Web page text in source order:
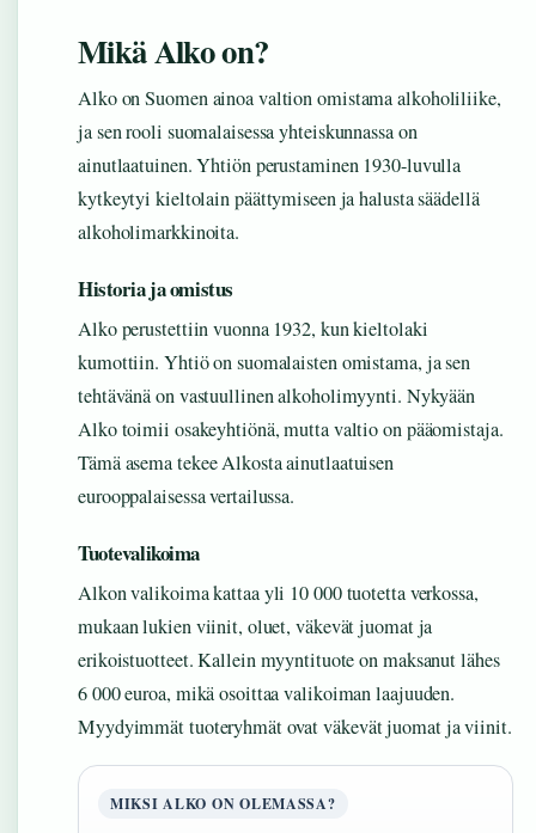
Mikä Alko on?
Alko on Suomen ainoa valtion omistama alkoholiliike,
ja sen rooli suomalaisessa yhteiskunnassa on
ainutlaatuinen. Yhtiön perustaminen 1930-luvulla
kytkeytyi kieltolain päättymiseen ja halusta säädellä
alkoholimarkkinoita.
Historia ja omistus
Alko perustettiin vuonna 1932, kun kieltolaki
kumottiin. Yhtiö on suomalaisten omistama, ja sen
tehtävänä on vastuullinen alkoholimyynti. Nykyään
Alko toimii osakeyhtiönä, mutta valtio on pääomistaja.
Tämä asema tekee Alkosta ainutlaatuisen
eurooppalaisessa vertailussa.
Tuotevalikoima
Alkon valikoima kattaa yli 10 000 tuotetta verkossa,
mukaan lukien viinit, oluet, väkevät juomat ja
erikoistuotteet. Kallein myyntituote on maksanut lähes
6 000 euroa, mikä osoittaa valikoiman laajuuden.
Myydyimmät tuoteryhmät ovat väkevät juomat ja viinit.
MIKSI ALKO ON OLEMASSA?